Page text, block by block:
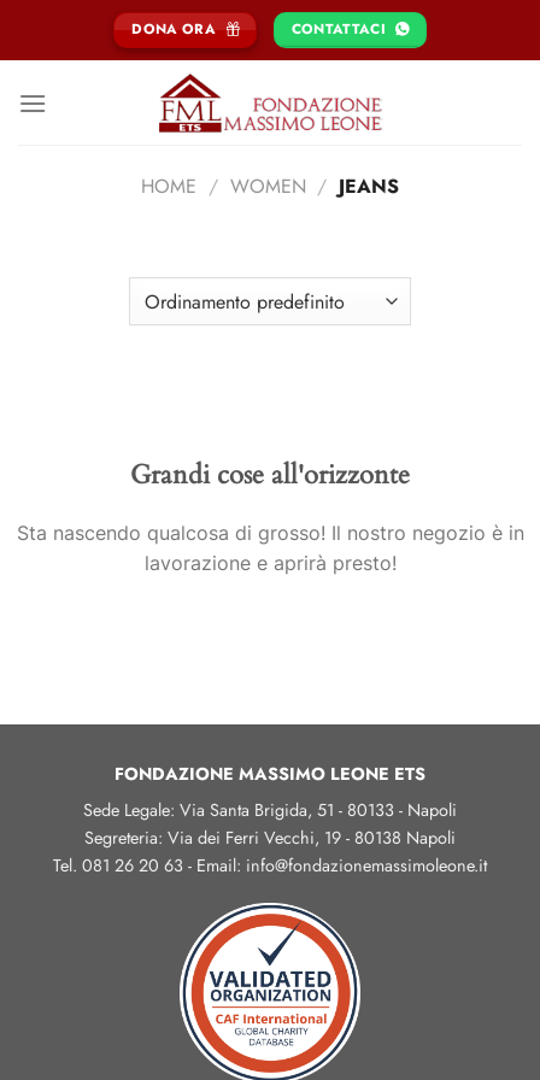
DONA ORA CONTATTACI
HOME / WOMEN / JEANS
Grandi cose all'orizzonte
Sta nascendo qualcosa di grosso! Il nostro negozio è in
lavorazione e aprirà presto!
FONDAZIONE MASSIMO LEONE ETS
Sede Legale: Via Santa Brigida, 51 - 80133 - Napoli
Segreteria: Via dei Ferri Vecchi, 19 - 80138 Napoli
Tel. 081 26 20 63 - Email: info@fondazionemassimoleone.it